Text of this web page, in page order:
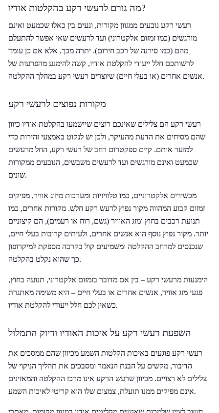
מה גורם לרעשי רקע בהקלטות אודיו?
רעשי רקע נובעים ממגוון מקורות, ונעים בין כאלו שכמעט ואינם
מורגשים (כמו זמזום אלקטרוני) ועד לרעשים שאי אפשר להתעלם
מהם (כמו סירנה של רכב חירום). יתרה מכך, אלא אם כן עומד
לרשותכם חלל ייעודי להקלטת אודיו, קשה להימנע מהפרעות של
אנשים אחרים (או בעלי חיים) שיוצרים רעשי רקע במהלך ההקלטה.
מקורות נפוצים לרעשי רקע
רעשי רקע הם צלילים שאינכם רוצים שיישמעו בהקלטת אודיו כיוון
שהם מסיחים את הדעת מהעיקר, ולכן יש לנקוט באמצעי זהירות כדי
למזער אותם. קיים ספקטרום רחב של רעשי רקע, החל מרעשים
שכמעט ואינם מורגשים ועד לרעשים משבשים, הנובעים ממקורות
שונים.
מכשירים אלקטרוניים, כמו טלוויזיות ומערכות מיזוג אוויר, מפיקים
זמזום קבוע המהווה מקור נפוץ לרעש רקע חלש. מקורות אחרים, כמו
תנועת רכבים בחוץ ומזג האוויר (גשם, רוח או רעמים), הם קיצוניים
יותר. מקור נפוץ נוסף הוא אנשים אחרים, ולעיתים קרובות בעלי חיים,
שנכנסים למרחב ההקלטה ומשמיעים קול בקרבה מספקת למיקרופון
כך שהוא נקלט בהקלטה.
הימנעות מרעשי רקע – בין אם מדובר בזמזום אלקטרוני, תנועה בחוץ,
פגעי מזג אוויר, אנשים אחרים או בעלי חיים – היא משימה מאתגרת
כשאין לכם חלל ייעודי להקלטת אודיו.
השפעת רעשי רקע על איכות האודיו ודיוק התמלול
רעשי רקע פוגעים באיכות הקלטות השמע מכיוון שהם ממסכים את
הדיבור, מקשים על הבנת הנאמר ומסבכים את תהליך הניקוי של
צלילים לא רצויים. מכיוון שרעש הרקע אינו מרכז ההקלטה והמאזינים
אינם מפיקים ממנו תועלת, צמצום שלו הוא קריטי לאיכות השמע.